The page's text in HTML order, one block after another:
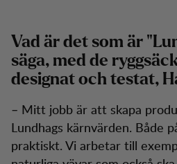
Vad är det som är
säga, med de
designat och testat,
– Mitt jobb är att skapa
Lundhags kärnvärden. Både
praktiskt. Vi arbetar till